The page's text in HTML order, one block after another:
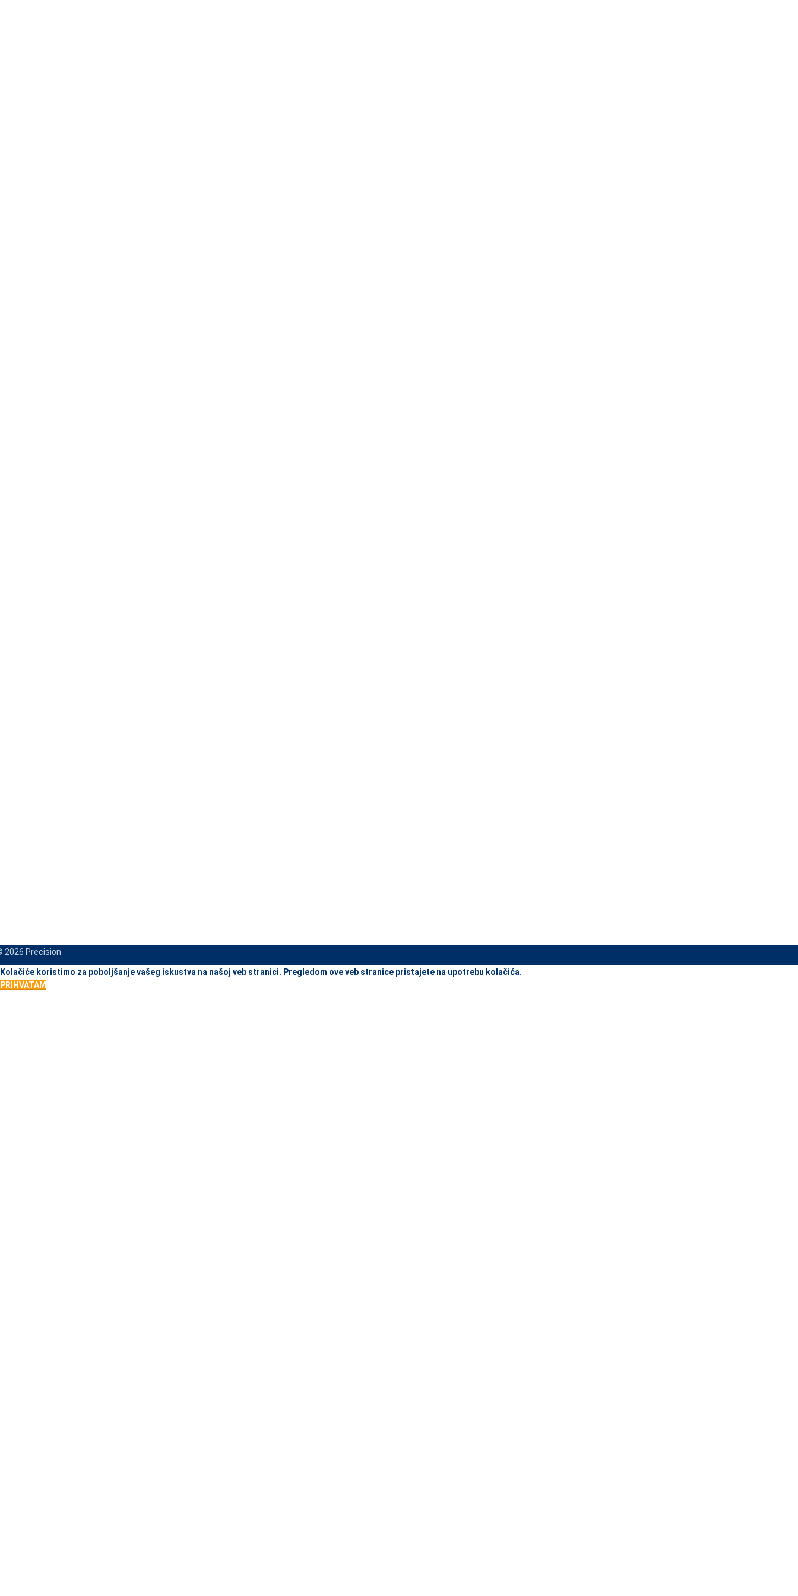
2026 Precision
When autocomplete results are available use up and down arrows to review and enter to go to the desired page. Touch device users, explore by touch or with swipe gestures.
Kolačiće koristimo za poboljšanje vašeg iskustva na našoj veb stranici. Pregledom ove veb stranice pristajete na upotrebu kolačića.
PRIHVATAM